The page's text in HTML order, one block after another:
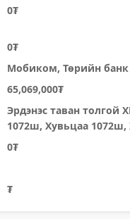
0₮
0₮
Мобиком, Төрийн банк
65,069,000₮
Эрдэнэс таван толгой
1072ш, Хувьцаа
0₮
₮